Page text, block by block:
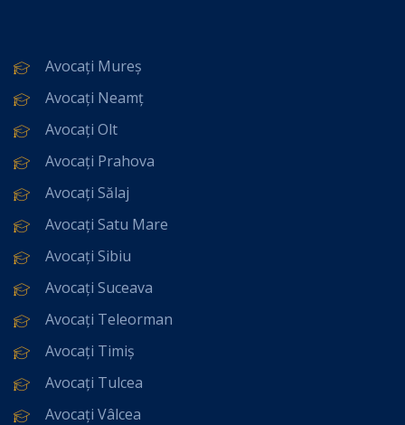
Avocați Mureș
Avocați Neamț
Avocați Olt
Avocați Prahova
Avocați Sălaj
Avocați Satu Mare
Avocați Sibiu
Avocați Suceava
Avocați Teleorman
Avocați Timiș
Avocați Tulcea
Avocați Vâlcea